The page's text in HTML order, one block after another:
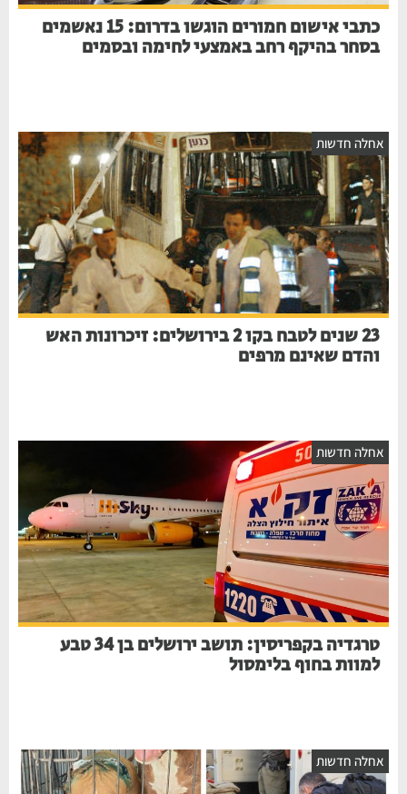
כתבי אישום חמורים הוגשו בדרום: 15 נאשמים
בסחר בהיקף רחב באמצעי לחימה ובסמים
חדשות
23 שנים לטבח בקו 2 בירושלים: זיכרונות האש
והדם שאינם מרפים
חדשות
טרגדיה בקפריסין: תושב ירושלים בן 34 טבע
למוות בחוף בלימסול
חדשות